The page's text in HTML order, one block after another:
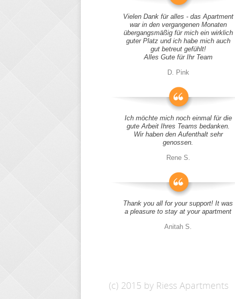
Vielen Dank für alles - das Apartment
war in den vergangenen Monaten
übergangsmäßig für mich ein wirklich
guter Platz und ich habe mich auch
gut betreut gefühlt!
Alles Gute für Ihr Team
D. Pink
Ich möchte mich noch einmal für die
gute Arbeit Ihres Teams bedanken.
Wir haben den Aufenthalt sehr
genossen.
Rene S.
Thank you all for your support! It was
a pleasure to stay at your apartment
Anitah S.
(c) 2015 by Riess Apartments